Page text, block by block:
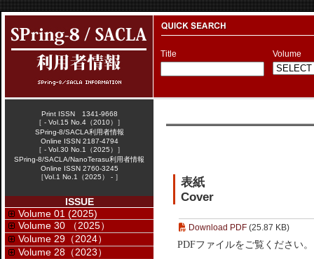
Title Volume
表紙
Cover
Download PDF (25.87 KB)
PDFファイルをご覧ください。
Print ISSN 1341-9668
［ - Vol.15 No.4（2010）］
SPring-8/SACLA利用者情報
Online ISSN 2187-4794
［ - Vol.30 No.1（2025）］
SPring-8/SACLA/NanoTerasu利用者情報
Online ISSN 2760-3245
［Vol.1 No.1（2025） - ］
ISSUE
Volume 01 (2025)
Volume 30 （2025）
Volume 29（2024）
Volume 28（2023）